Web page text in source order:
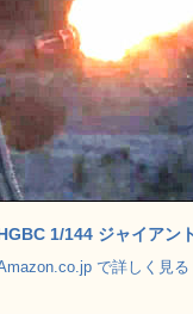
1/144 ジャイアン
で詳しく見る